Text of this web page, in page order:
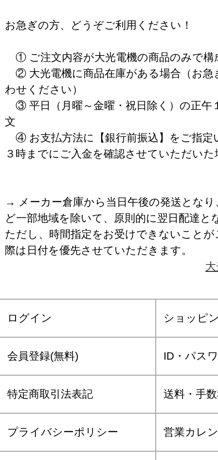
お急ぎの方、どうぞご利用ください！
① ご注文内容が大光電機の商品のみで構
② 大光電機に商品在庫がある場合（お急
わせください）
③ 平日（月曜～金曜・祝日除く）の正午
文
④ お支払方法に【銀行前振込】をご指定
３時までにご入金を確認させていただいた
→ メーカー倉庫から当日午後の発送となり
ど一部地域を除いて、原則的に翌日配達と
ただし、時間指定をお受けできないこと
際は日付を優先させていただきます。
ログイン ショッピ
会員登録(無料) ID・パス
特定商取引法表記 送料・手
プライバシーポリシー 営業カレ